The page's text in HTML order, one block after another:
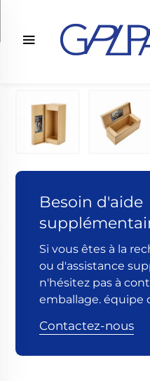
Besoin d'aide
Si vous êtes à la
ou d'assistance
n'hésitez pas à
emballage. équipe
Contactez-nous